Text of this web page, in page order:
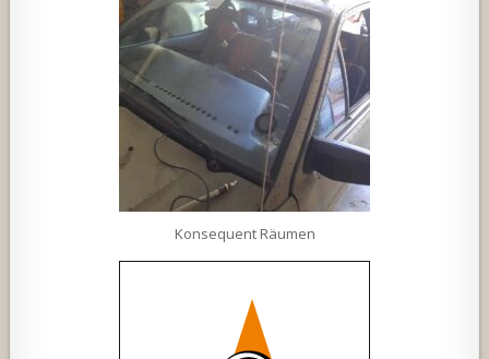
Konsequent Räumen